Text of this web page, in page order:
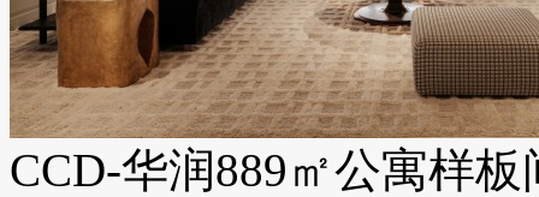
CCD-华润889㎡公寓样板